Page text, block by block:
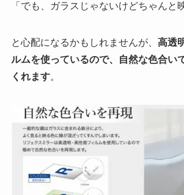
「でも、ガラスじゃないけどちゃんと
と心配になるかもしれませんが、 高透
ルムを使っているので、自然な色合い
くれます。